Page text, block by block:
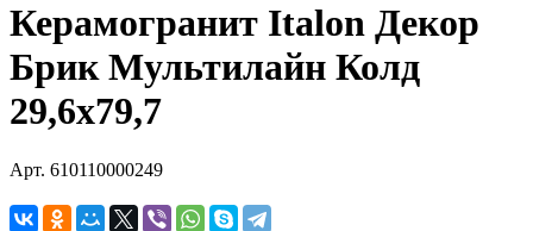
Керамогранит Italon Декор
Брик Мультилайн Колд
29,6х79,7
Арт. 610110000249